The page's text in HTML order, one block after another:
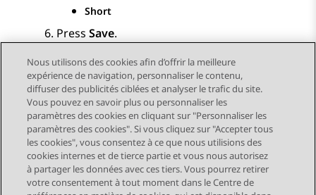
Short
Press Save.
Send Feedback
Navigation par sujet
Sujet précédent Sujet suivant
Nous utilisons des cookies afin d’offrir la meilleure
expérience de navigation, personnaliser le contenu,
diffuser des publicités ciblées et analyser le trafic du site.
Vous pouvez en savoir plus ou personnaliser les
paramètres des cookies en cliquant sur "Personnaliser les
paramètres des cookies". Si vous cliquez sur "Accepter tous
les cookies", vous consentez à ce que nous utilisions des
cookies internes et de tierce partie et vous nous autorisez
à partager les données avec ces tiers. Vous pourrez retirer
votre consentement à tout moment dans le Centre de